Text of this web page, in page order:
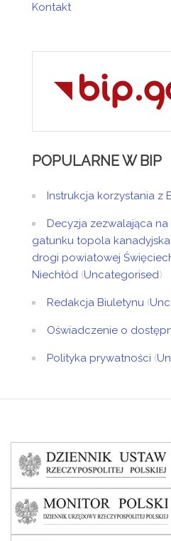
Kontakt
POPULARNEW BIP
Instrukcja korzystania z
Decyzja zezwalająca
gatunku topola
drogi powiatowej
Niechłód (Uncategorised)
Redakcja Biuletynu (
Oświadczenie o
Polityka prywatności (